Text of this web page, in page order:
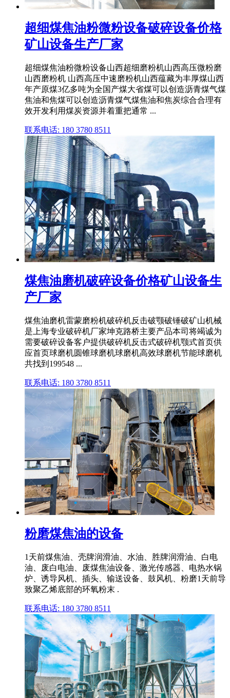
超细煤焦油粉微粉设备破碎设备价格
矿山设备生产厂家
超细煤焦油粉微粉设备山西超细磨粉机山西高压微粉磨
山西磨粉机 山西高压中速磨粉机山西蕴藏为丰厚煤山西
年产原煤3亿多吨为全国产煤大省煤可以创造沥青煤气煤
焦油和焦煤可以创造沥青煤气煤焦油和焦炭综合合理有
效开发利用煤炭资源并着重把通常 ...
联系电话: 180 3780 8511
煤焦油磨机破碎设备价格矿山设备生
产厂家
煤焦油磨机雷蒙磨粉机破碎机反击破颚破锤破矿山机械
是上海专业破碎机厂家坤克路桥主要产品本司将竭诚为
需要破碎设备客户提供破碎机反击式破碎机颚式首页供
应首页球磨机圆锥球磨机球磨机高效球磨机节能球磨机
共找到199548 ...
联系电话: 180 3780 8511
粉磨煤焦油的设备
1天前煤焦油、壳牌润滑油、水油、胜牌润滑油、白电
油、废白电油、废煤焦油设备、激光传感器、电热水锅
炉、诱导风机、插头、输送设备、鼓风机、粉磨1天前导
致聚乙烯底部的环氧粉末 .
联系电话: 180 3780 8511